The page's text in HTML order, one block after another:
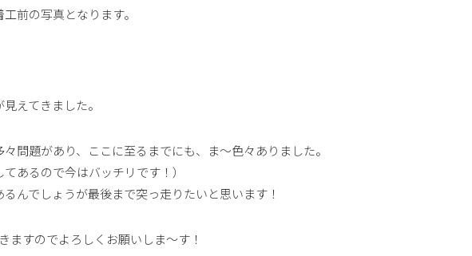
前の写真となります。
えてきました。
問題があり、ここに至るまでにも、ま～色々ありました。
てあるので今はバッチリです！）
んでしょうが最後まで突っ走りたいと思います！
ますのでよろしくお願いしま～す！